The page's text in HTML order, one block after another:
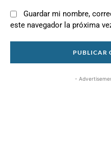
Guardar mi nombre,
este navegador la próxima
-